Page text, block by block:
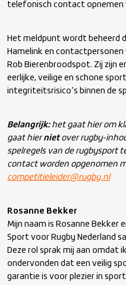
telefonisch contact opnemen
Het meldpunt wordt beheerd
Hamelink en
Rob Bierenbroodspot. Zij zijn
eerlijke, veilige en schone
integriteitsrisico’s binnen de
Belangrijk: het gaat hier om
gaat hiernietover rugby-
spelregels van de rugbysport
contact worden opgenomen
competitieleider@rugby.nl
Rosanne Bekker
Mijn naam is Rosanne Bekker
Sport voor Rugby Nederland
Deze rol sprak mij aan omdat
ondervonden dat een veilig
garantie is voor plezier in